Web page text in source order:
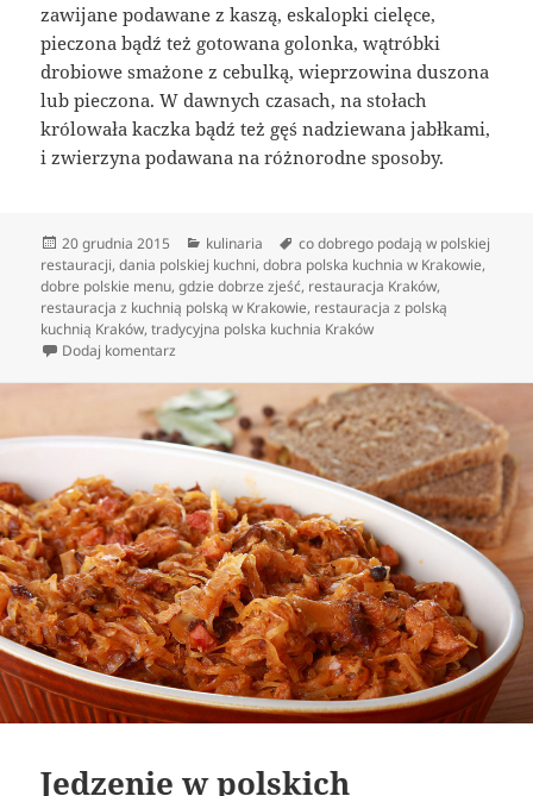
zawijane podawane z kaszą, eskalopki cielęce,
pieczona bądź też gotowana golonka, wątróbki
drobiowe smażone z cebulką, wieprzowina duszona
lub pieczona. W dawnych czasach, na stołach
królowała kaczka bądź też gęś nadziewana jabłkami,
i zwierzyna podawana na różnorodne sposoby.
Data
publikacji
20 grudnia 2015 Kategorie
kulinaria Tagi
co dobrego podają w polskiej
restauracji,dania polskiej kuchni,dobra polska kuchnia w Krakowie,
dobre polskie menu,gdzie dobrze zjeść, restauracja Kraków,
restauracja z kuchnią polską w Krakowie, restauracja z polską
kuchnią Kraków,tradycyjna polska kuchnia Kraków
Dodaj komentarz
Jedzenie w polskich